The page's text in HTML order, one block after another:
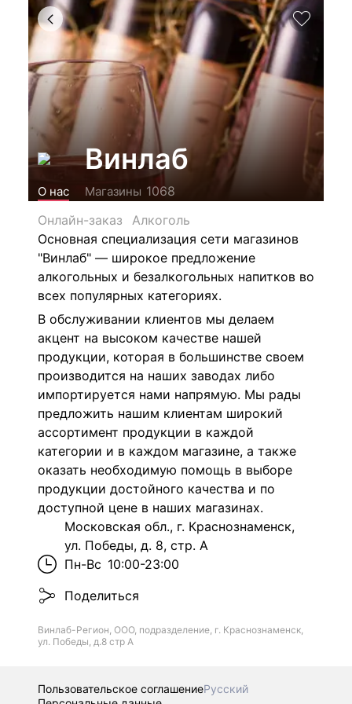
Винлаб
О нас Магазины 1068
Онлайн-заказ
Алкоголь
Основная специализация сети магазинов
"Винлаб" — широкое предложение
алкогольных и безалкогольных напитков во
всех популярных категориях.
В обслуживании клиентов мы делаем
акцент на высоком качестве нашей
продукции, которая в большинстве своем
производится на наших заводах либо
импортируется нами напрямую. Мы рады
предложить нашим клиентам широкий
ассортимент продукции в каждой
категории и в каждом магазине, а также
оказать необходимую помощь в выборе
продукции достойного качества и по
доступной цене в наших магазинах.
Московская обл., г. Краснознаменск,
ул. Победы, д. 8, стр. А
Пн-Вс 10:00-23:00
Поделиться
Винлаб-Регион, ООО, подразделение, г. Краснознаменск,
ул. Победы, д.8 стр А
Пользовательское соглашениеРусский